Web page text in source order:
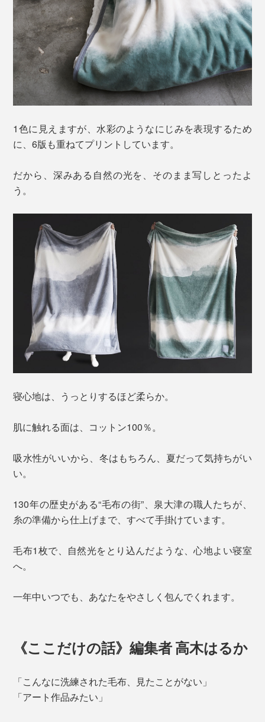
1色に見えますが、水彩のようなにじみを表現するため
に、6版も重ねてプリントしています。
だから、深みある自然の光を、そのまま写しとったよ
う。
寝心地は、うっとりするほど柔らか。
肌に触れる面は、コットン100％。
吸水性がいいから、冬はもちろん、夏だって気持ちがい
い。
130年の歴史がある“毛布の街”、泉大津の職人たちが、
糸の準備から仕上げまで、すべて手掛けています。
毛布1枚で、自然光をとり込んだような、心地よい寝室
へ。
一年中いつでも、あなたをやさしく包んでくれます。
《ここだけの話》編集者 高木はるか
「こんなに洗練された毛布、見たことがない」
「アート作品みたい」